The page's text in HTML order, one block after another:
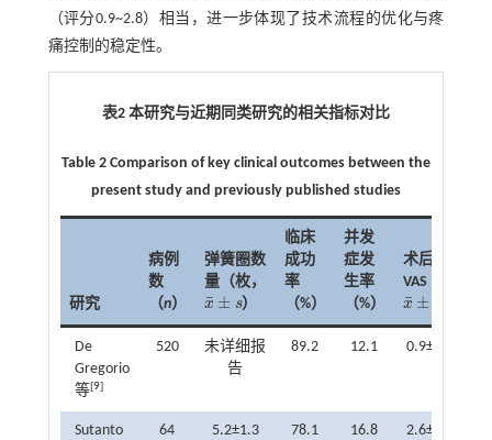
（评分0.9~2.8）相当，进一步体现了技术流程的优化与疼
痛控制的稳定性。
表2 本研究与近期同类研究的相关指标对比
Table 2 Comparison of key clinical outcomes between the
present study and previously published studies
研究
病例
数
（n）
弹簧圈数
量（枚，
x
¯ ± s
x¯ ±s ）
临床
成功
率
（%）
并发
症发
生率
（%）
术后
VAS（
x
¯ ±
x¯ ±s
De
Gregorio
等[9]
520
未详细报
告
89.2 12.1 0.9±1.5
Sutanto
64 5.2±1.3 78.1 16.8 2.6±1.2